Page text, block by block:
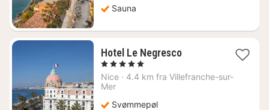
Sauna
Hotel Le Negresco1
fra
, 5 Stjerner
Nice · 4.4 km fra Villefranche-sur-
Mer
Svømmepøl